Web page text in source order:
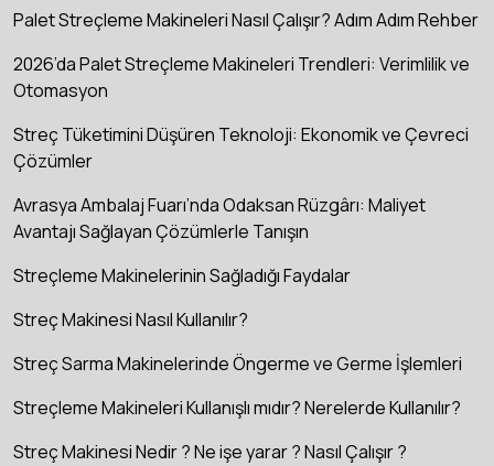
Palet Streçleme Makineleri Nasıl Çalışır? Adım Adım Rehber
2026’da Palet Streçleme Makineleri Trendleri: Verimlilik ve
Otomasyon
Streç Tüketimini Düşüren Teknoloji: Ekonomik ve Çevreci
Çözümler
Avrasya Ambalaj Fuarı’nda Odaksan Rüzgârı: Maliyet
Avantajı Sağlayan Çözümlerle Tanışın
Streçleme Makinelerinin Sağladığı Faydalar
Streç Makinesi Nasıl Kullanılır?
Streç Sarma Makinelerinde Öngerme ve Germe İşlemleri
Streçleme Makineleri Kullanışlı mıdır? Nerelerde Kullanılır?
Streç Makinesi Nedir ? Ne işe yarar ? Nasıl Çalışır ?